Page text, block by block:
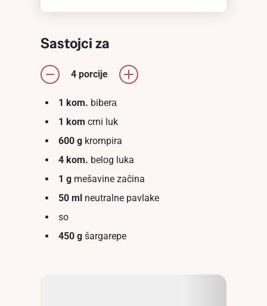
Sastojci za
4 porcije
1 kom. biberа
1 kom crni luk
600 g krompira
4 kom. belоg luka
1 g mešavine začina
50 ml neutralne pavlake
so
450 g šargarepe